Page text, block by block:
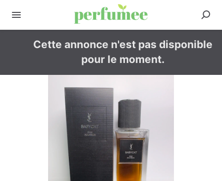
Cette annonce n'est pas disponible
pour le moment.